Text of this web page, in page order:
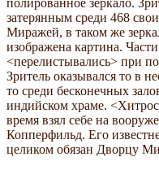
затерянным среди 468
Миражей, в таком же
изображена картина.
<перелистывались> при
Зритель оказывался то в
то среди бесконечных
индийском храме.
время взял себе на
Копперфильд. Его
целиком обязан Дворцу